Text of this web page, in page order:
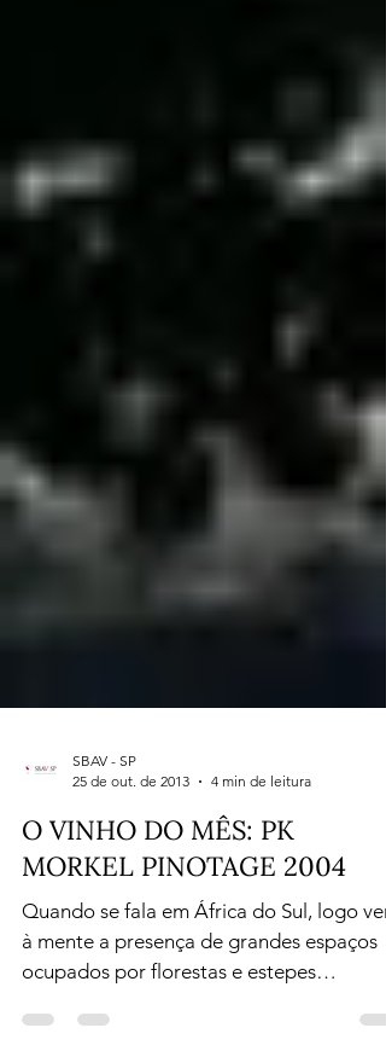
SBAV - SP
O VINHO DO MÊS: PK
MORKEL PINOTAGE 2004
Quando se fala em África do Sul, logo